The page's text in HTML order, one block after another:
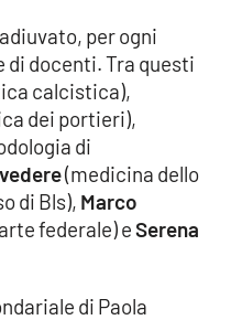
per ogni
di docenti. Tra questi
calcistica),
dei portieri),
di
(medicina dello
di Bls), Marco
federale) eSerena
di Paola